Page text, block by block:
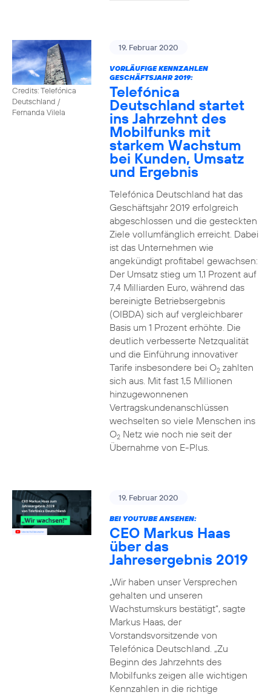
Credits: Telefónica
Deutschland /
Fernanda Vilela
19. Februar 2020
VORLÄUFIGE KENNZAHLEN
GESCHÄFTSJAHR 2019:
Telefónica
Deutschland startet
ins Jahrzehnt des
Mobilfunks mit
starkem Wachstum
bei Kunden, Umsatz
und Ergebnis
Telefónica Deutschland hat das
Geschäftsjahr 2019 erfolgreich
abgeschlossen und die gesteckten
Ziele vollumfänglich erreicht. Dabei
ist das Unternehmen wie
angekündigt profitabel gewachsen:
Der Umsatz stieg um 1,1 Prozent auf
7,4 Milliarden Euro, während das
bereinigte Betriebsergebnis
(OIBDA) sich auf vergleichbarer
Basis um 1 Prozent erhöhte. Die
deutlich verbesserte Netzqualität
und die Einführung innovativer
Tarife insbesondere bei O2zahlten
sich aus. Mit fast 1,5 Millionen
hinzugewonnenen
Vertragskundenanschlüssen
wechselten so viele Menschen ins
O2Netz wie noch nie seit der
Übernahme von E-Plus.
19. Februar 2020
BEI YOUTUBE ANSEHEN:
CEO Markus Haas
über das
Jahresergebnis 2019
„Wir haben unser Versprechen
gehalten und unseren
Wachstumskurs bestätigt“, sagte
Markus Haas, der
Vorstandsvorsitzende von
Telefónica Deutschland. „Zu
Beginn des Jahrzehnts des
Mobilfunks zeigen alle wichtigen
Kennzahlen in die richtige